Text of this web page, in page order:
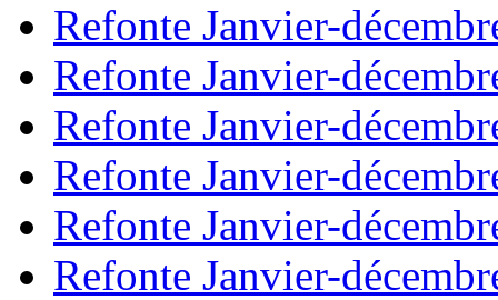
Refonte Janvier-
Refonte Janvier-
Refonte Janvier-
Refonte Janvier-
Refonte Janvier-
Refonte Janvier-